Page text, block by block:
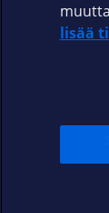
lisää